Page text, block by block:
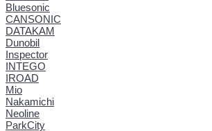
Bluesonic
CANSONIC
DATAKAM
Dunobil
Inspector
INTEGO
IROAD
Mio
Nakamichi
Neoline
ParkCity